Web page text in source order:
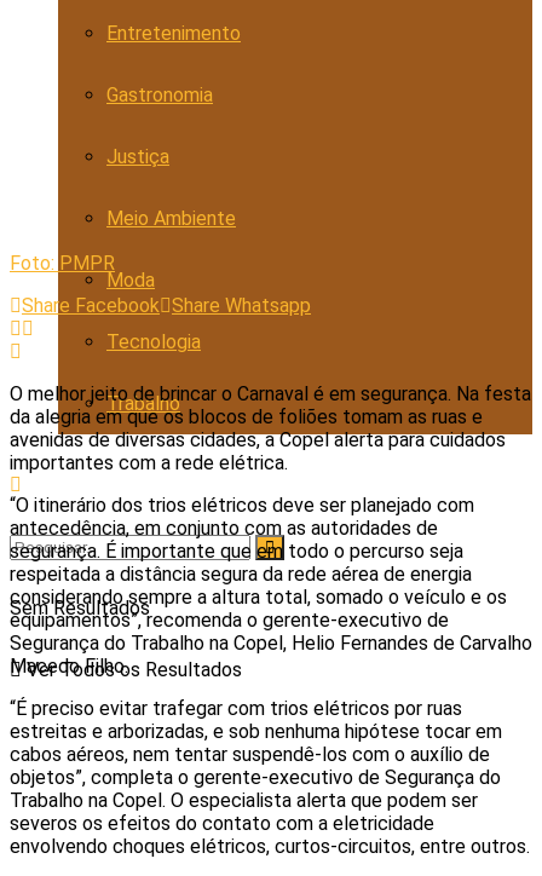
Entretenimento
Gastronomia
Justiça
Meio Ambiente
Moda
Tecnologia
Trabalho
Sem Resultados
Ver Todos os Resultados
Foto: PMPR
Share Facebook Share Whatsapp
O melhor jeito de brincar o Carnaval é em segurança. Na festa
da alegria em que os blocos de foliões tomam as ruas e
avenidas de diversas cidades, a Copel alerta para cuidados
importantes com a rede elétrica.
“O itinerário dos trios elétricos deve ser planejado com
antecedência, em conjunto com as autoridades de
segurança. É importante que em todo o percurso seja
respeitada a distância segura da rede aérea de energia
considerando sempre a altura total, somado o veículo e os
equipamentos”, recomenda o gerente-executivo de
Segurança do Trabalho na Copel, Helio Fernandes de Carvalho
Macedo Filho.
“É preciso evitar trafegar com trios elétricos por ruas
estreitas e arborizadas, e sob nenhuma hipótese tocar em
cabos aéreos, nem tentar suspendê-los com o auxílio de
objetos”, completa o gerente-executivo de Segurança do
Trabalho na Copel. O especialista alerta que podem ser
severos os efeitos do contato com a eletricidade
envolvendo choques elétricos, curtos-circuitos, entre outros.